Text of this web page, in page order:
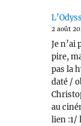
2 août
Je n’ai
pire,
pas la
daté /
au
lien :1/